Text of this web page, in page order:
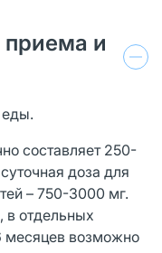
и
еды.
составляет 250-
доза для
– 750-3000 мг.
в отдельных
месяцев возможно